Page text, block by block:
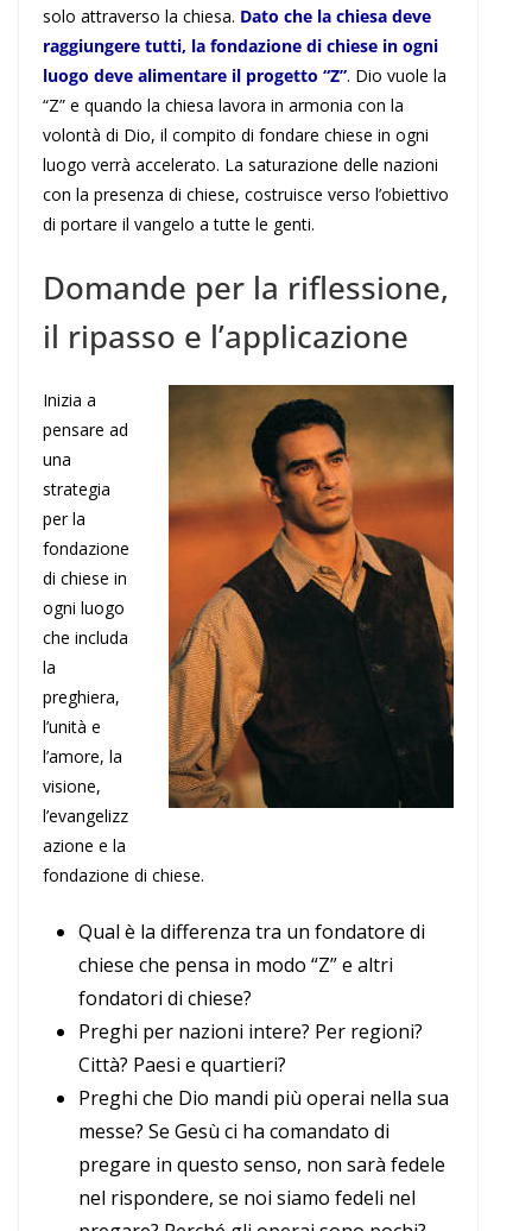
solo attraverso la chiesa. Dato che la chiesa deve
raggiungere tutti, la fondazione di chiese in ogni
luogo deve alimentare il progetto “Z”. Dio vuole la
“Z” e quando la chiesa lavora in armonia con la
volontà di Dio, il compito di fondare chiese in ogni
luogo verrà accelerato. La saturazione delle nazioni
con la presenza di chiese, costruisce verso l’obiettivo
di portare il vangelo a tutte le genti.
Domande per la riflessione,
il ripasso e l’applicazione
Inizia a
pensare ad
una
strategia
per la
fondazione
di chiese in
ogni luogo
che includa
la
preghiera,
l’unità e
l’amore, la
visione,
l’evangelizz
azione e la
fondazione di chiese.
Qual è la differenza tra un fondatore di
chiese che pensa in modo “Z” e altri
fondatori di chiese?
Preghi per nazioni intere? Per regioni?
Città? Paesi e quartieri?
Preghi che Dio mandi più operai nella sua
messe? Se Gesù ci ha comandato di
pregare in questo senso, non sarà fedele
nel rispondere, se noi siamo fedeli nel